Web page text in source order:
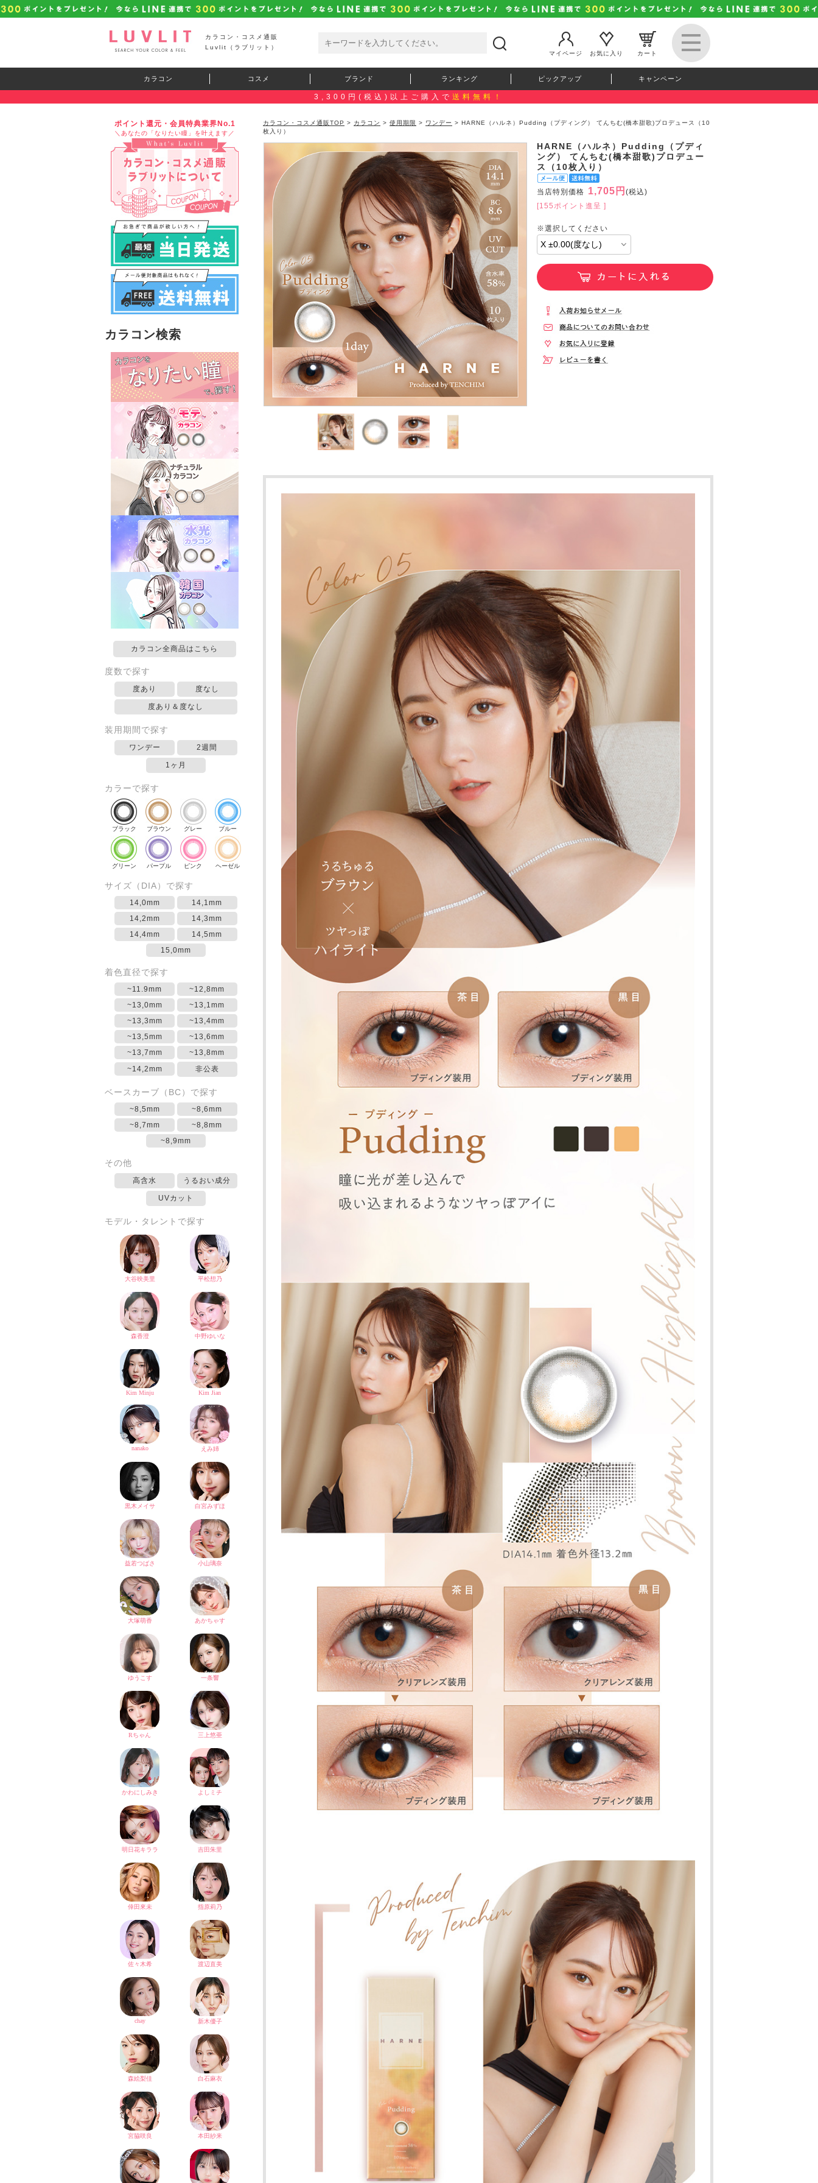
カラコン・コスメ通販
Luvlit（ラブリット）
マイページ
お気に入り カート
カラコン コスメ ブランド ランキング ピックアップ キャンペーン
3,300円(税込)以上ご購入で 送料無料！
ポイント還元・会員特典業界No.1
＼あなたの「なりたい瞳」を叶えます／
カラコン検索
カラコン全商品はこちら
度数で探す
度あり 度なし
度あり＆度なし
装用期間で探す
ワンデー 2週間
1ヶ月
カラーで探す
ブラック ブラウン グレー ブルー
グリーン パープル ピンク ヘーゼル
サイズ（DIA）で探す
14,0mm
14,1mm
14,2mm
14,3mm
14,4mm
14,5mm
15,0mm
着色直径で探す
~11.9mm
~12,8mm
~13,0mm
~13,1mm
~13,3mm
~13,4mm
~13,5mm
~13,6mm
~13,7mm
~13,8mm
~14,2mm
非公表
ベースカーブ（BC）で探す
~8,5mm
~8,6mm
~8,7mm
~8,8mm
~8,9mm
その他
高含水 うるおい成分
UVカット
モデル・タレントで探す
カラコン・コスメ通販TOP > カラコン > 使用期限 > ワンデー > HARNE（ハルネ）Pudding（プディング） てんちむ(橋本甜歌)プロデュース（10
枚入り）
HARNE（ハルネ）Pudding（プディ
ング） てんちむ(橋本甜歌)プロデュー
ス（10枚入り）
当店特別価格 1,705円 (税込)
[155ポイント進呈 ]